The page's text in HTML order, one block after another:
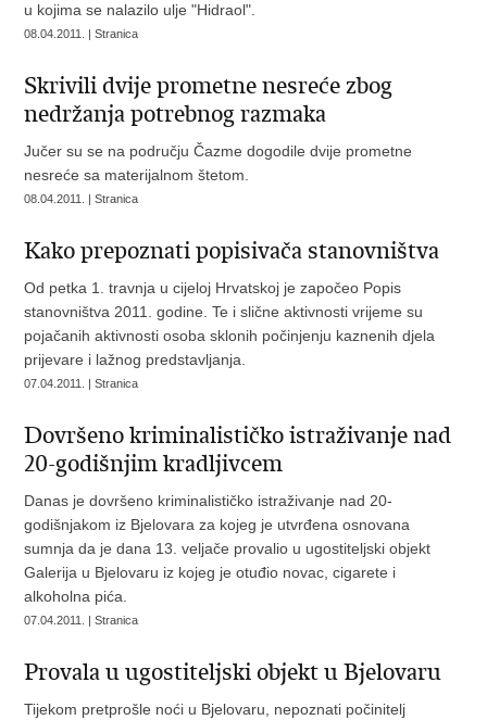
u kojima se nalazilo ulje "Hidraol".
08.04.2011. | Stranica
Skrivili dvije prometne nesreće zbog
nedržanja potrebnog razmaka
Jučer su se na području Čazme dogodile dvije prometne
nesreće sa materijalnom štetom.
08.04.2011. | Stranica
Kako prepoznati popisivača stanovništva
Od petka 1. travnja u cijeloj Hrvatskoj je započeo Popis
stanovništva 2011. godine. Te i slične aktivnosti vrijeme su
pojačanih aktivnosti osoba sklonih počinjenju kaznenih djela
prijevare i lažnog predstavljanja.
07.04.2011. | Stranica
Dovršeno kriminalističko istraživanje nad
20-godišnjim kradljivcem
Danas je dovršeno kriminalističko istraživanje nad 20-
godišnjakom iz Bjelovara za kojeg je utvrđena osnovana
sumnja da je dana 13. veljače provalio u ugostiteljski objekt
Galerija u Bjelovaru iz kojeg je otuđio novac, cigarete i
alkoholna pića.
07.04.2011. | Stranica
Provala u ugostiteljski objekt u Bjelovaru
Tijekom pretprošle noći u Bjelovaru, nepoznati počinitelj